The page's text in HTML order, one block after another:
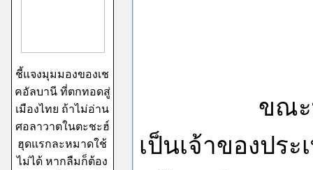
ชี้แจงมุมมองของเช
คอัลบานี ที่ตกทอดสู่
เมืองไทย ถ้าไม่อ่าน
ศอลาวาตในตะชะฮ์
ฮุดแรกละหมาดใช้
ไม่ได้ หากลืมก็ต้อง
ขณะที่ชาวซุ
เป็นเจ้าของปร